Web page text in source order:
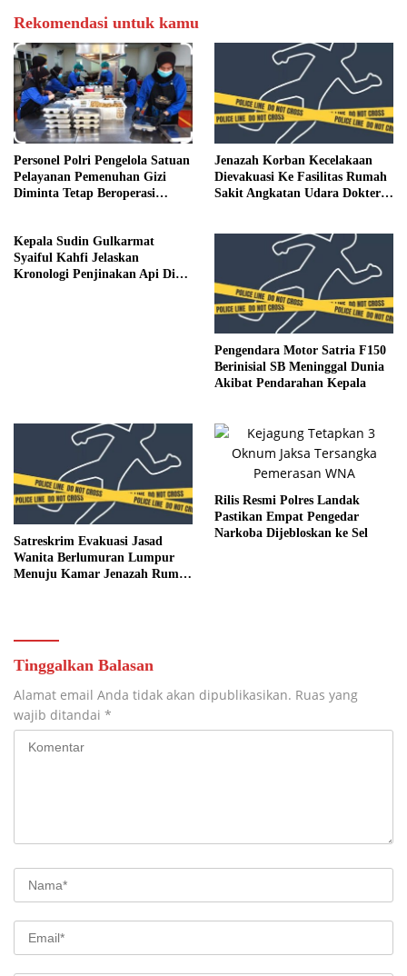
Rekomendasi untuk kamu
Personel Polri Pengelola Satuan
Pelayanan Pemenuhan Gizi
Diminta Tetap Beroperasi
Jenazah Korban Kecelakaan
Dievakuasi Ke Fasilitas Rumah
Sakit Angkatan Udara Dokter
Kepala Sudin Gulkarmat
Syaiful Kahfi Jelaskan
Kronologi Penjinakan Api Di
Pengendara Motor Satria F150
Berinisial SB Meninggal Dunia
Akibat Pendarahan Kepala
Satreskrim Evakuasi Jasad
Wanita Berlumuran Lumpur
Menuju Kamar Jenazah Rumah
Rilis Resmi Polres Landak
Pastikan Empat Pengedar
Narkoba Dijebloskan ke Sel
Tinggalkan Balasan
Alamat email Anda tidak akan dipublikasikan. Ruas yang
wajib ditandai *